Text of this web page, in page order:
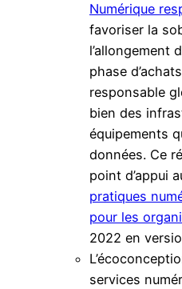
Numérique
favoriser la
l’allongement
phase
responsable
bien des
équipements
données. Ce
point d’appui
pratiques
pour les
2022 en
services